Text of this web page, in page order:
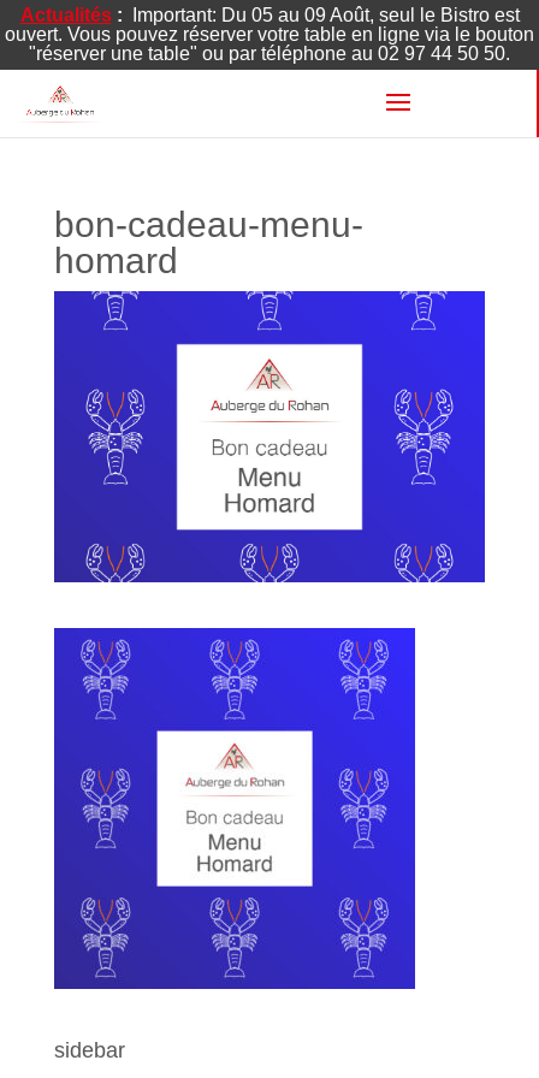
Actualités: Important: Du 05 au 09 Août, seul le Bistro est
ouvert. Vous pouvez réserver votre table en ligne via le bouton
"réserver une table" ou par téléphone au 02 97 44 50 50.
bon-cadeau-menu-
homard
sidebar